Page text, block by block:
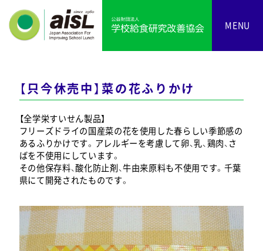
MENU
【只今休売中】菜の花ふりかけ
【全学栄すいせん製品】
フリーズドライの国産菜の花を使用した春らしい季節感の
あるふりかけです。アレルギーを考慮して卵、乳、鶏肉、さ
ばを不使用にしています。
その他保存料、酸化防止剤、牛由来原料も不使用です。千葉
県にて開発されたものです。